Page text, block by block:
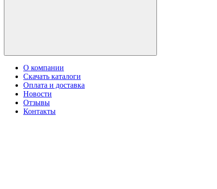
О компании
Скачать каталоги
Оплата и доставка
Новости
Отзывы
Контакты